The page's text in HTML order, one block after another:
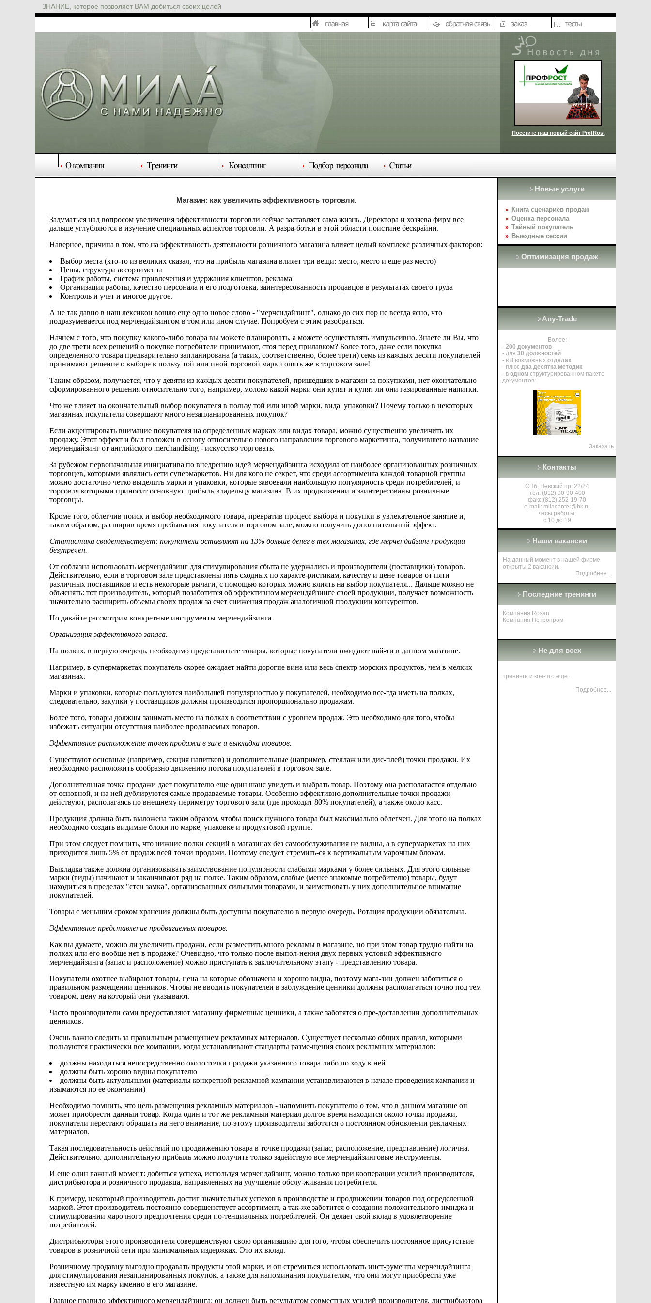
ЗНАНИЕ, которое позволяет ВАМ добиться своих целей
Посетите наш новый сайт ProfRost
Магазин: как увеличить эффективность торговли.
Задуматься над вопросом увеличения эффективности торговли сейчас заставляет сама жизнь. Директора и хозяева фирм все
дальше углубляются в изучение специальных аспектов торговли. А разра-ботки в этой области поистине бескрайни.
Наверное, причина в том, что на эффективность деятельности розничного магазина влияет целый комплекс различных факторов:
Выбор места (кто-то из великих сказал, что на прибыль магазина влияет три вещи: место, место и еще раз место)
Цены, структура ассортимента
График работы, система привлечения и удержания клиентов, реклама
Организация работы, качество персонала и его подготовка, заинтересованность продавцов в результатах своего труда
Контроль и учет и многое другое.
А не так давно в наш лексикон вошло еще одно новое слово - "мерчендайзинг", однако до сих пор не всегда ясно, что
подразумевается под мерчендайзингом в том или ином случае. Попробуем с этим разобраться.
Начнем с того, что покупку какого-либо товара вы можете планировать, а можете осуществлять импульсивно. Знаете ли Вы, что
до две трети всех решений о покупке потребители принимают, стоя перед прилавком? Более того, даже если покупка
определенного товара предварительно запланирована (а таких, соответственно, более трети) семь из каждых десяти покупателей
принимают решение о выборе в пользу той или иной торговой марки опять же в торговом зале!
Таким образом, получается, что у девяти из каждых десяти покупателей, пришедших в магазин за покупками, нет окончательно
сформированного решения относительно того, например, молоко какой марки они купят и купят ли они газированные напитки.
Что же влияет на окончательный выбор покупателя в пользу той или иной марки, вида, упаковки? Почему только в некоторых
магазинах покупатели совершают много незапланированных покупок?
Если акцентировать внимание покупателя на определенных марках или видах товара, можно существенно увеличить их
продажу. Этот эффект и был положен в основу относительно нового направления торгового маркетинга, получившего название
мерчендайзинг от английского merchandising - искусство торговать.
За рубежом первоначальная инициатива по внедрению идей мерчендайзинга исходила от наиболее организованных розничных
торговцев, которыми являлись сети супермаркетов. Ни для кого не секрет, что среди ассортимента каждой товарной группы
можно достаточно четко выделить марки и упаковки, которые завоевали наибольшую популярность среди потребителей, и
торговля которыми приносит основную прибыль владельцу магазина. В их продвижении и заинтересованы розничные
торговцы.
Кроме того, облегчив поиск и выбор необходимого товара, превратив процесс выбора и покупки в увлекательное занятие и,
таким образом, расширив время пребывания покупателя в торговом зале, можно получить дополнительный эффект.
Статистика свидетельствует: покупатели оставляют на 13% больше денег в тех магазинах, где мерчендайзинг продукции
безупречен.
От соблазна использовать мерчендайзинг для стимулирования сбыта не удержались и производители (поставщики) товаров.
Действительно, если в торговом зале представлены пять сходных по характе-ристикам, качеству и цене товаров от пяти
различных поставщиков и есть некоторые рычаги, с помощью которых можно влиять на выбор покупателя... Дальше можно не
объяснять: тот производитель, который позаботится об эффективном мерчендайзинге своей продукции, получает возможность
значительно расширить объемы своих продаж за счет снижения продаж аналогичной продукции конкурентов.
Но давайте рассмотрим конкретные инструменты мерчендайзинга.
Организация эффективногозапаса.
На полках, в первую очередь, необходимо представить те товары, которые покупатели ожидают най-ти в данном магазине.
Например, в супермаркетах покупатель скорее ожидает найти дорогие вина или весь спектр морских продуктов, чем в мелких
магазинах.
Марки и упаковки, которые пользуются наибольшей популярностью у покупателей, необходимо все-гда иметь на полках,
следовательно, закупки у поставщиков должны производится пропорционально продажам.
Более того, товары должны занимать место на полках в соответствии с уровнем продаж. Это необходимо для того, чтобы
избежать ситуации отсутствия наиболее продаваемых товаров.
Эффективное расположение точек продажи в зале и выкладка товаров.
Существуют основные (например, секция напитков) и дополнительные (например, стеллаж или дис-плей) точки продажи. Их
необходимо расположить сообразно движению потока покупателей в торговом зале.
Дополнительная точка продажи дает покупателю еще один шанс увидеть и выбрать товар. Поэтому она располагается отдельно
от основной, и на ней дублируются самые продаваемые товары. Особенно эффективно дополнительные точки продажи
действуют, располагаясь по внешнему периметру торгового зала (где проходит 80% покупателей), а также около касс.
Продукция должна быть выложена таким образом, чтобы поиск нужного товара был максимально облегчен. Для этого на полках
необходимо создать видимые блоки по марке, упаковке и продуктовой группе.
При этом следует помнить, что нижние полки секций в магазинах без самообслуживания не видны, а в супермаркетах на них
приходится лишь 5% от продаж всей точки продажи. Поэтому следует стремить-ся к вертикальным марочным блокам.
Выкладка также должна организовывать заимствование популярности слабыми марками у более сильных. Для этого сильные
марки (виды) начинают и заканчивают ряд на полке. Таким образом, слабые (менее знакомые потребителю) товары, будут
находиться в пределах "стен замка", организованных сильными товарами, и заимствовать у них дополнительное внимание
покупателей.
Товары с меньшим сроком хранения должны быть доступны покупателю в первую очередь. Ротация продукции обязательна.
Эффективное представление продвигаемых товаров.
Как вы думаете, можно ли увеличить продажи, если разместить много рекламы в магазине, но при этом товар трудно найти на
полках или его вообще нет в продаже? Очевидно, что только после выпол-нения двух первых условий эффективного
мерчендайзинга (запас и расположение) можно приступать к заключительному этапу - представлению товара.
Покупатели охотнее выбирают товары, цена на которые обозначена и хорошо видна, поэтому мага-зин должен заботиться о
правильном размещении ценников. Чтобы не вводить покупателей в заблуждение ценники должны располагаться точно под тем
товаром, цену на который они указывают.
Часто производители сами предоставляют магазину фирменные ценники, а также заботятся о пре-доставлении дополнительных
ценников.
Очень важно следить за правильным размещением рекламных материалов. Существует несколько общих правил, которыми
пользуются практически все компании, когда устанавливают стандарты разме-щения своих рекламных материалов:
должны находиться непосредственно около точки продажи указанного товара либо по ходу к ней
должны быть хорошо видны покупателю
должны быть актуальными (материалы конкретной рекламной кампании устанавливаются в начале проведения кампании и
изымаются по ее окончании)
Необходимо помнить, что цель размещения рекламных материалов - напомнить покупателю о том, что в данном магазине он
может приобрести данный товар. Когда один и тот же рекламный материал долгое время находится около точки продажи,
покупатели перестают обращать на него внимание, по-этому производители заботятся о постоянном обновлении рекламных
материалов.
Такая последовательность действий по продвижению товара в точке продажи (запас, расположение, представление) логична.
Действительно, дополнительную прибыль можно получить только задействую все мерчендайзинговые инструменты.
И еще один важный момент: добиться успеха, используя мерчендайзинг, можно только при кооперации усилий производителя,
дистрибьютора и розничного продавца, направленных на улучшение обслу-живания потребителя.
К примеру, некоторый производитель достиг значительных успехов в производстве и продвижении товаров под определенной
маркой. Этот производитель постоянно совершенствует ассортимент, а так-же заботится о создании положительного имиджа и
стимулировании марочного предпочтения среди по-тенциальных потребителей. Он делает свой вклад в удовлетворение
потребителей.
Дистрибьюторы этого производителя совершенствуют свою организацию для того, чтобы обеспечить постоянное присутствие
товаров в розничной сети при минимальных издержках. Это их вклад.
Розничному продавцу выгодно продавать продукты этой марки, и он стремиться использовать инст-рументы мерчендайзинга
для стимулирования незапланированных покупок, а также для напоминания покупателям, что они могут приобрести уже
известную им марку именно в его магазине.
Главное правило эффективного мерчендайзинга: он должен быть результатом совместных усилий производителя, дистрибьютора
Новые услуги
» Книга сценариев продаж
» Оценка персонала
» Тайный покупатель
» Выездные сессии
Оптимизация продаж
Any-Trade
Более:
- 200 документов
- для 30 должностей
- в 8 возможных отделах
- плюс два десятка методик
- в одном структурированном пакете
документов:
Заказать
Контакты
СПб, Невский пр. 22/24
тел: (812) 90-90-400
факс:(812) 252-19-70
e-mail: milacenter@bk.ru
часы работы:
с 10 до 19
Наши вакансии
На данный момент в нашей фирме
открыты 2 вакансии.
Подробнее...
Последние тренинги
Компания Rosan
Компания Петропром
Не для всех
тренинги и кое-что еще…
Подробнее...